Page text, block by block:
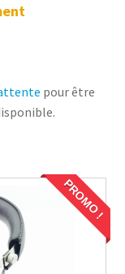
pour être
PROMO !
PROMO !